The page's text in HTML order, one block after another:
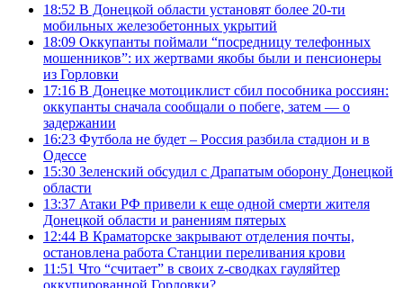
18:52 В Донецкой области установят более 20-ти
мобильных железобетонных укрытий
18:09 Оккупанты поймали “посредницу телефонных
мошенников”: их жертвами якобы были и пенсионеры
из Горловки
17:16 В Донецке мотоциклист сбил пособника россиян:
оккупанты сначала сообщали о побеге, затем — о
задержании
16:23 Футбола не будет – Россия разбила стадион и в
Одессе
15:30 Зеленский обсудил с Драпатым оборону Донецкой
области
13:37 Атаки РФ привели к еще одной смерти жителя
Донецкой области и ранениям пятерых
12:44 В Краматорске закрывают отделения почты,
остановлена работа Станции переливания крови
11:51 Что “считает” в своих z-сводках гауляйтер
оккупированной Горловки?